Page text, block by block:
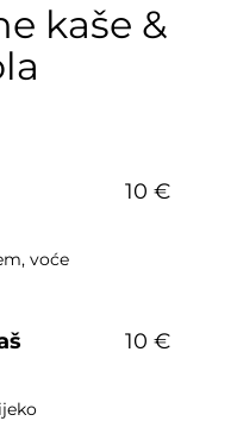
kaše &
voće
10 €
10 €